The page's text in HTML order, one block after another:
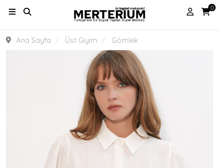
0
Ana Sayfa Üst Giyim Gömlek